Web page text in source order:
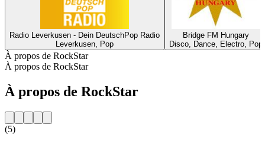
Radio Leverkusen - Dein DeutschPop Radio
Leverkusen, Pop
Bridge FM Hungary
Disco, Dance, Electro, Pop
À propos de RockStar
À propos de RockStar
À propos de RockStar
(5)